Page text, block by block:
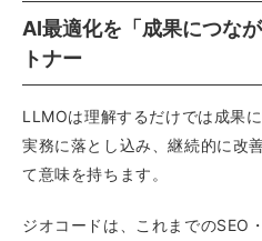
AI最適化を「成果につな
トナー
LLMOは理解するだけでは成果
実務に落とし込み、継続的に改
て意味を持ちます。
ジオコードは、これまでのSEO